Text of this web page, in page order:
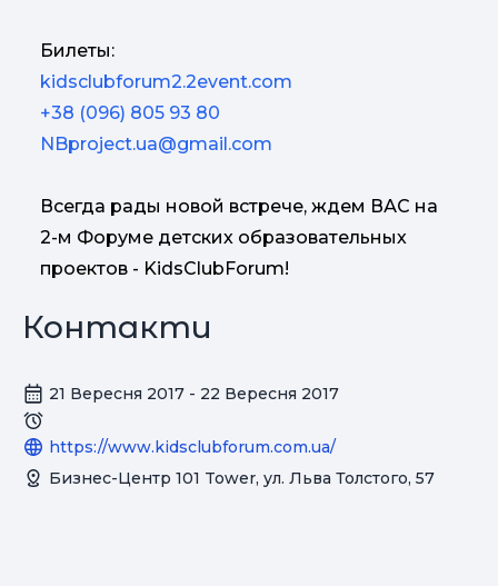
Билеты:
kidsclubforum2.2event.com
+38 (096) 805 93 80
NBproject.ua@gmail.com
Всегда рады новой встрече, ждем ВАС на
2-м Форуме детских образовательных
проектов - KidsClubForum!
Контакти
21 Вересня 2017 - 22 Вересня 2017
https://www.kidsclubforum.com.ua/
Бизнес-Центр 101 Tower, ул. Льва Толстого, 57